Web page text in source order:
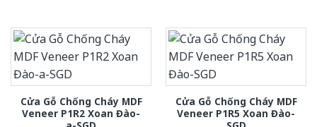
Cửa Gỗ Chống Cháy MDF
Veneer P1R2 Xoan Đào-
Cửa Gỗ Chống Cháy MDF
Veneer P1R5 Xoan Đào-